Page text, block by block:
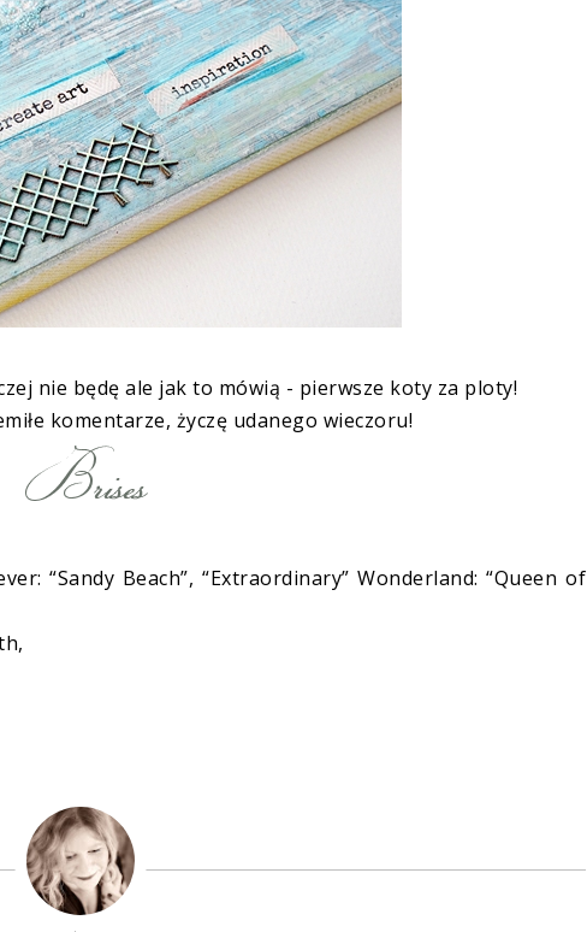
nie będę ale jak to mówią - pierwsze koty za ploty!
komentarze, życzę udanego wieczoru!
“Sandy Beach”, “Extraordinary” Wonderland: “Queen of